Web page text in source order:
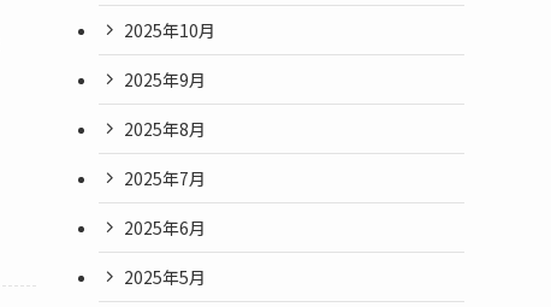
2025年10月
2025年9月
2025年8月
2025年7月
2025年6月
2025年5月